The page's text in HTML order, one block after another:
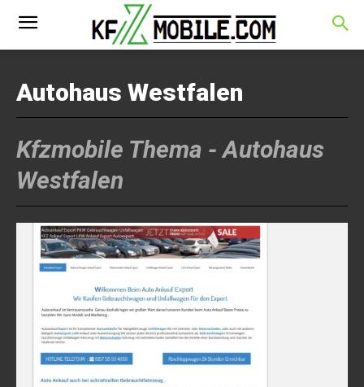
Autohaus Westfalen
Kfzmobile Thema -Autohaus
Westfalen